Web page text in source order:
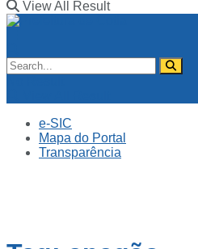
View All Result
e-SIC
Mapa do Portal
Transparência